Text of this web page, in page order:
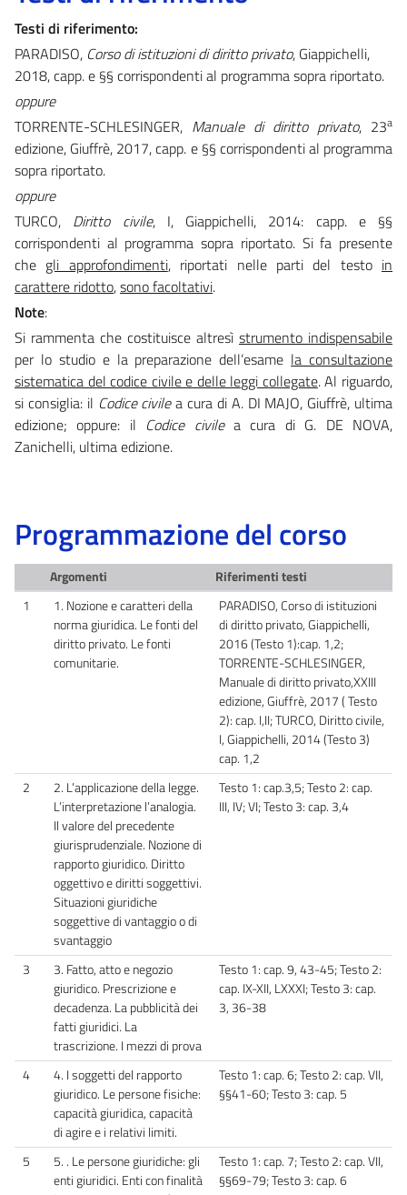
Testi di riferimento:
PARADISO, Corso di istituzioni di diritto privato, Giappichelli,
2018, capp. e §§ corrispondenti al programma sopra riportato.
oppure
TORRENTE-SCHLESINGER, Manuale di diritto privato, 23a
edizione, Giuffrè, 2017, capp. e §§ corrispondenti al programma
sopra riportato.
oppure
TURCO, Diritto civile, I, Giappichelli, 2014: capp. e §§
corrispondenti al programma sopra riportato. Si fa presente
che gli approfondimenti, riportati nelle parti del testo in
carattere ridotto,sono facoltativi.
Note:
Si rammenta che costituisce altresì strumento indispensabile
per lo studio e la preparazione dell’esame la consultazione
sistematica del codice civile e delle leggi collegate. Al riguardo,
si consiglia: il Codice civilea cura di A. DI MAJO, Giuffrè, ultima
edizione; oppure: il Codice civilea cura di G. DE NOVA,
Zanichelli, ultima edizione.
Programmazione del corso
Argomenti
Riferimenti testi
1
1. Nozione e caratteri della
norma giuridica. Le fonti del
diritto privato. Le fonti
comunitarie.
PARADISO, Corso di istituzioni
di diritto privato, Giappichelli,
2016 (Testo 1):cap. 1,2;
TORRENTE-SCHLESINGER,
Manuale di diritto privato,XXIII
edizione, Giuffrè, 2017 ( Testo
2): cap. I,II; TURCO, Diritto civile,
I, Giappichelli, 2014 (Testo 3)
cap. 1,2
2
2. L’applicazione della legge.
L’interpretazione l’analogia.
Il valore del precedente
giurisprudenziale. Nozione di
rapporto giuridico. Diritto
oggettivo e diritti soggettivi.
Situazioni giuridiche
soggettive di vantaggio o di
svantaggio
Testo 1: cap.3,5; Testo 2: cap.
III, IV; VI; Testo 3: cap. 3,4
3
3. Fatto, atto e negozio
giuridico. Prescrizione e
decadenza. La pubblicità dei
fatti giuridici. La
trascrizione. I mezzi di prova
Testo 1: cap. 9, 43-45; Testo 2:
cap. IX-XII, LXXXI; Testo 3: cap.
3, 36-38
4
4. I soggetti del rapporto
giuridico. Le persone fisiche:
capacità giuridica, capacità
di agire e i relativi limiti.
Testo 1: cap. 6; Testo 2: cap. VII,
§§41-60; Testo 3: cap. 5
5
5. . Le persone giuridiche: gli
enti giuridici. Enti con finalità
Testo 1: cap. 7; Testo 2: cap. VII,
§§69-79; Testo 3: cap. 6